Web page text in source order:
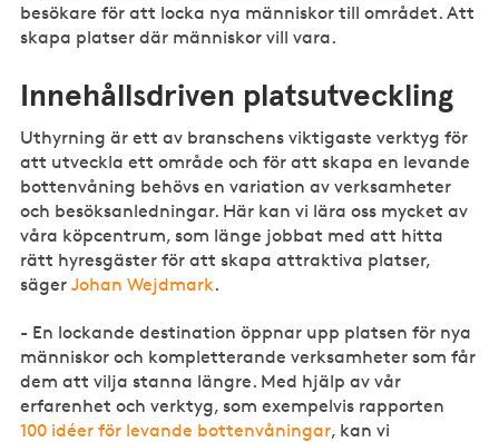
besökare för att locka nya människor till området. Att
skapa platser där människor vill vara.
Innehållsdriven platsutveckling
Uthyrning är ett av branschens viktigaste verktyg för
att utveckla ett område och för att skapa en levande
bottenvåning behövs en variation av verksamheter
och besöksanledningar. Här kan vi lära oss mycket av
våra köpcentrum, som länge jobbat med att hitta
rätt hyresgäster för att skapa attraktiva platser,
sägerJohan Wejdmark.
- En lockande destination öppnar upp platsen för nya
människor och kompletterande verksamheter som får
dem att vilja stanna längre. Med hjälp av vår
erfarenhet och verktyg, som exempelvis rapporten
100 idéer för levande bottenvåningar, kan vi